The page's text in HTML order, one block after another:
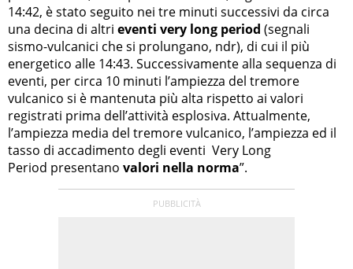
14:42, è stato seguito nei tre minuti successivi da circa
una decina di altri eventi very long period (segnali
sismo-vulcanici che si prolungano, ndr), di cui il più
energetico alle 14:43. Successivamente alla sequenza di
eventi, per circa 10 minuti l’ampiezza del tremore
vulcanico si è mantenuta più alta rispetto ai valori
registrati prima dell’attività esplosiva. Attualmente,
l’ampiezza media del tremore vulcanico, l’ampiezza ed il
tasso di accadimento degli eventi Very Long
Period presentano valori nella norma”.